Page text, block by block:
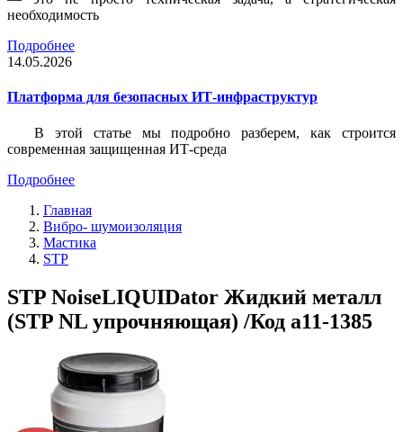
необходимость
Подробнее
14.05.2026
Платформа для безопасных ИТ-инфраструктур
В этой статье мы подробно разберем, как строится
современная защищенная ИТ-среда
Подробнее
Главная
Вибро- шумоизоляция
Мастика
STP
STP NoiseLIQUIDator Жидкий металл
(STP NL упрочняющая) /Код a11-1385